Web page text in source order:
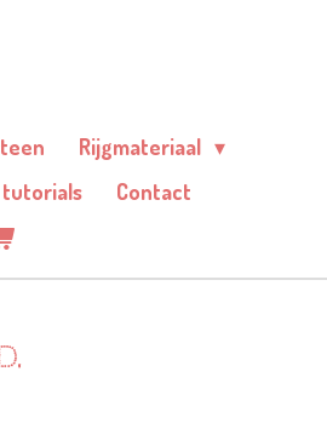
Rijgmateriaal
tutorials
Contact